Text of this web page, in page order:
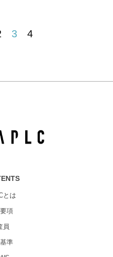
3 4
とは
項
員
準